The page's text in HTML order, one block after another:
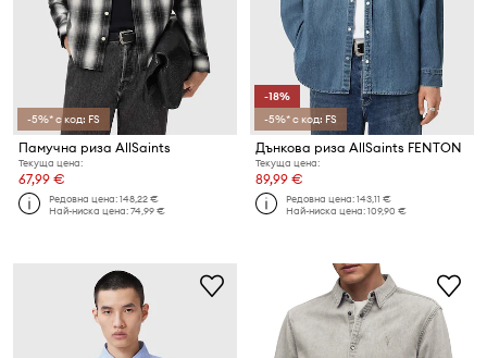
-5%* с код: FS
Памучна риза AllSaints
Текуща цена:
67,99 €
Редовна цена:148,22 €
Най-ниска цена:74,99 €
-18%
-5%* с код: FS
Дънкова риза AllSaints FENTON
Текуща цена:
89,99 €
Редовна цена:143,11 €
Най-ниска цена:109,90 €